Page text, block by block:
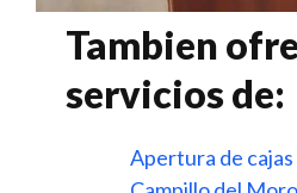
Tambien
servicios de:
Apertura de